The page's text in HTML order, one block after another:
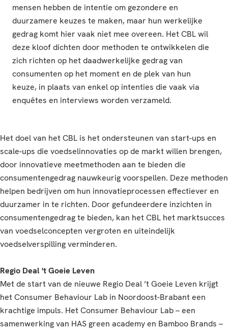
mensen hebben de intentie om gezondere en
duurzamere keuzes te maken, maar hun werkelijke
gedrag komt hier vaak niet mee overeen. Het CBL wil
deze kloof dichten door methoden te ontwikkelen die
zich richten op het daadwerkelijke gedrag van
consumenten op het moment en de plek van hun
keuze, in plaats van enkel op intenties die vaak via
enquêtes en interviews worden verzameld.
Het doel van het CBL is het ondersteunen van start-ups en
scale-ups die voedselinnovaties op de markt willen brengen,
door innovatieve meetmethoden aan te bieden die
consumentengedrag nauwkeurig voorspellen. Deze methoden
helpen bedrijven om hun innovatieprocessen effectiever en
duurzamer in te richten. Door gefundeerdere inzichten in
consumentengedrag te bieden, kan het CBL het marktsucces
van voedselconcepten vergroten en uiteindelijk
voedselverspilling verminderen.
Regio Deal 't Goeie Leven
Met de start van de nieuwe Regio Deal ’t Goeie Leven krijgt
het Consumer Behaviour Lab in Noordoost-Brabant een
krachtige impuls. Het Consumer Behaviour Lab – een
samenwerking van HAS green academy en Bamboo Brands –